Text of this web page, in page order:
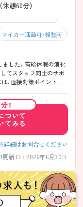
憩60分）
マイカー通勤可・相談可
した。有給休暇の消化
てスタッフ同士のサポ
、面接対策ポイントな
！
ついて
てみる
細はお問合せください
更新日 : 2026年6月30日